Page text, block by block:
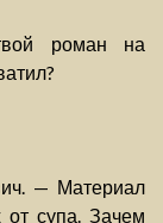
роман на
— Материал
от супа. Зачем